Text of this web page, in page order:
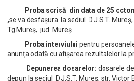
Proba scrisă din data de 25
,se va desfașura la sediul D.J.S.T. Mureș,
Tg.Mureș, jud. Mureș
Proba interviului pentru
anunța odată cu afișarea rezultalelor la
Depunerea dosarelor: dosarele
depun la sediul D.J.S.T. Mureș, str. Victor